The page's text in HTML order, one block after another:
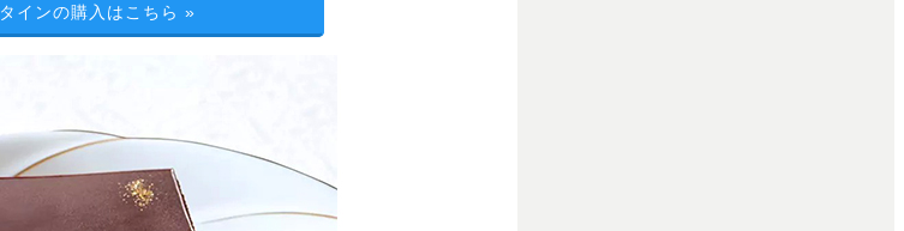
タインの購入はこちら »